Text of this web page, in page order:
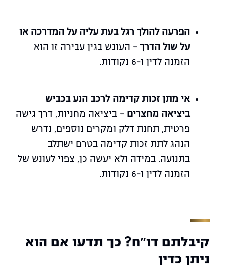
הפרעה להולך רגל בעת עליה על המדרכה או
על שול הדרך – העונש בגין עבירה זו הוא
הזמנה לדין ו-6 נקודות.
אי מתן זכות קדימה לרכב הנע בכביש
ביציאה מחצרים – ביציאה מחניות, דרך גישה
פרטית, תחנת דלק ומקרים נוספים, נדרש
הנהג לתת זכות קדימה בטרם ישתלב
בתנועה. במידה ולא יעשה כן, צפוי לעונש של
הזמנה לדין ו-6 נקודות.
קיבלתם דו"ח? כך תדעו אם הוא
ניתן כדין